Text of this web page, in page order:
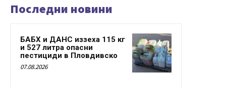
Последни новини
БАБХ и ДАНС иззеха 115 кг
и 527 литра опасни
пестициди в Пловдивско
07.08.2026